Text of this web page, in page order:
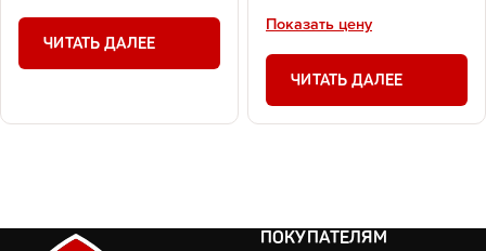
ЧИТАТЬ ДАЛЕЕ
Показать цену
ЧИТАТЬ ДАЛЕЕ
ПОКУПАТЕЛЯМ